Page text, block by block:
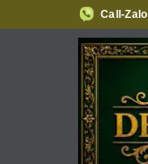
Call-Zalo